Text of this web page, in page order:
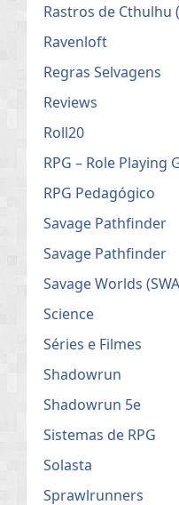
Rastros de Cthulhu
Ravenloft
Regras Selvagens
Reviews
Roll20
RPG – Role Playing
RPG Pedagógico
Savage Pathfinder
Savage Pathfinder
Savage Worlds
Science
Séries e Filmes
Shadowrun
Shadowrun 5e
Sistemas de RPG
Solasta
Sprawlrunners